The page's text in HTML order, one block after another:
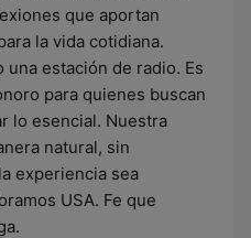
que aportan
la vida cotidiana.
una estación de radio. Es
para quienes buscan
lo esencial. Nuestra
natural, sin
experiencia sea
USA. Fe que